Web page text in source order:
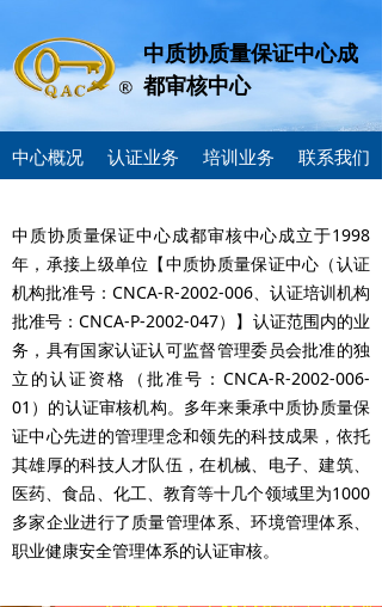
中质协质量保证中心成
都审核中心
中心概况 认证业务 培训业务 联系我们
中质协质量保证中心成都审核中心成立于1998
年，承接上级单位【中质协质量保证中心（认证
机构批准号：CNCA-R-2002-006、认证培训机构
批准号：CNCA-P-2002-047）】认证范围内的业
务，具有国家认证认可监督管理委员会批准的独
立的认证资格（批准号：CNCA-R-2002-006-
01）的认证审核机构。多年来秉承中质协质量保
证中心先进的管理理念和领先的科技成果，依托
其雄厚的科技人才队伍，在机械、电子、建筑、
医药、食品、化工、教育等十几个领域里为1000
多家企业进行了质量管理体系、环境管理体系、
职业健康安全管理体系的认证审核。